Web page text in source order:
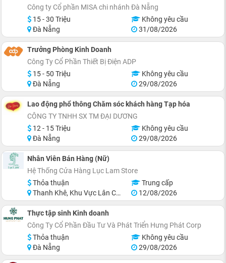
Công ty Cổ phần MISA chi nhánh Đà Nẵng
15 - 30 Triệu
Không yêu cầu
Đà Nẵng
31/08/2026
Trưởng Phòng Kinh Doanh
Công Ty Cổ Phần Thiết Bị Điện ADP
15 - 50 Triệu
Không yêu cầu
Đà Nẵng
29/08/2026
Lao động phổ thông Chăm sóc khách hàng Tạp hóa
CÔNG TY TNHH SX TM ĐẠI DƯƠNG
12 - 15 Triệu
Không yêu cầu
Đà Nẵng
29/08/2026
Nhân Viên Bán Hàng (Nữ)
Hệ Thống Cửa Hàng Lục Lam Store
Thỏa thuận
Trung cấp
Thanh Khê, Khu Vực Lân Cận Đà Nẵng
12/08/2026
Thực tập sinh Kinh doanh
Công Ty Cổ Phần Đầu Tư Và Phát Triển Hưng Phát Corp
Thỏa thuận
Không yêu cầu
Đà Nẵng
29/08/2026